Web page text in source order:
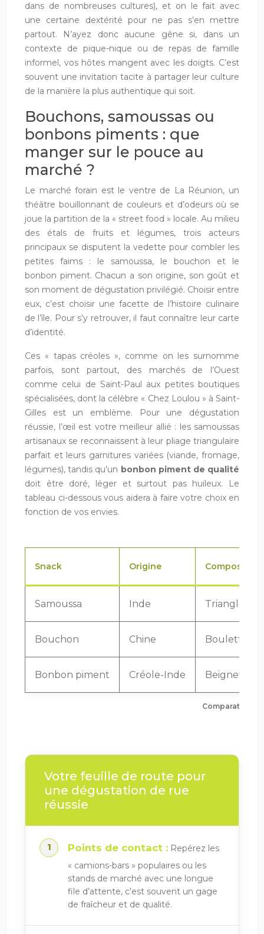
dans de nombreuses cultures), et on le fait avec
une certaine dextérité pour ne pas s’en mettre
partout. N’ayez donc aucune gêne si, dans un
contexte de pique-nique ou de repas de famille
informel, vos hôtes mangent avec les doigts. C’est
souvent une invitation tacite à partager leur culture
de la manière la plus authentique qui soit.
Bouchons, samoussas ou
bonbons piments : que
manger sur le pouce au
marché ?
Le marché forain est le ventre de La Réunion, un
théâtre bouillonnant de couleurs et d’odeurs où se
joue la partition de la « street food » locale. Au milieu
des étals de fruits et légumes, trois acteurs
principaux se disputent la vedette pour combler les
petites faims : le samoussa, le bouchon et le
bonbon piment. Chacun a son origine, son goût et
son moment de dégustation privilégié. Choisir entre
eux, c’est choisir une facette de l’histoire culinaire
de l’île. Pour s’y retrouver, il faut connaître leur carte
d’identité.
Ces « tapas créoles », comme on les surnomme
parfois, sont partout, des marchés de l’Ouest
comme celui de Saint-Paul aux petites boutiques
spécialisées, dont la célèbre « Chez Loulou » à Saint-
Gilles est un emblème. Pour une dégustation
réussie, l’œil est votre meilleur allié : les samoussas
artisanaux se reconnaissent à leur pliage triangulaire
parfait et leurs garnitures variées (viande, fromage,
légumes), tandis qu’un bonbon piment de qualité
doit être doré, léger et surtout pas huileux. Le
tableau ci-dessous vous aidera à faire votre choix en
fonction de vos envies.
Comparatif des
Snack Origine Composition
Samoussa Inde Triangle
Bouchon Chine Boulette
Bonbon piment Créole-Inde Beignet de
Votre feuille de route pour
une dégustation de rue
réussie
Points de contact : Repérez les
« camions-bars » populaires ou les
stands de marché avec une longue
file d’attente, c’est souvent un gage
de fraîcheur et de qualité.